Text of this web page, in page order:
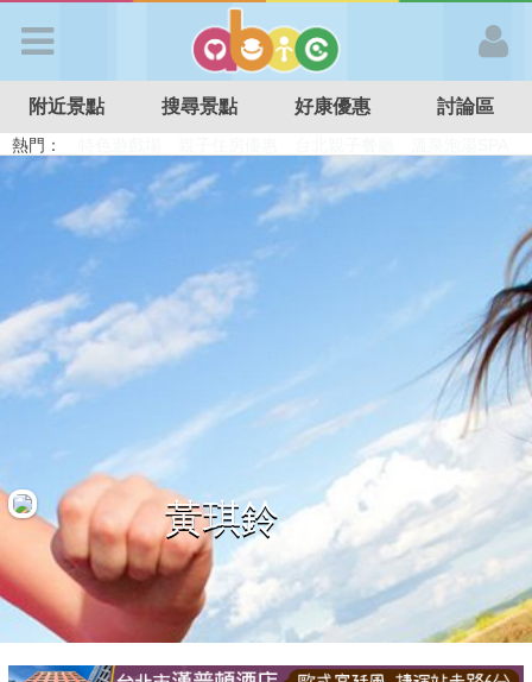
APP登入
首 頁
搜尋景點
好康優惠
最新留言
商家合作
推薦景點
附近景點 搜尋景點 好康優惠 討論區
熱門：
特色遊戲場
親子住房優惠 台北親子餐廳 溫泉泡湯SPA
黃琪鈴